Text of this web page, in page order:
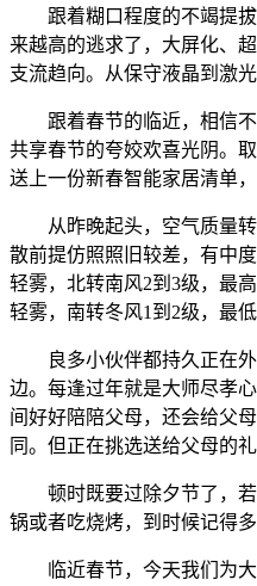
跟着糊口程度的不竭提拔
来越高的逃求了，大屏化、
支流趋向。从保守液晶到激光
跟着春节的临近，相信不
共享春节的夸姣欢喜光阴。
送上一份新春智能家居清单
从昨晚起头，空气质量转
散前提仿照照旧较差，有中
轻雾，北转南风2到3级，最
轻雾，南转冬风1到2级，最低
良多小伙伴都持久正在外
边。每逢过年就是大师尽孝
间好好陪陪父母，还会给父
同。但正在挑选送给父母的
顿时既要过除夕节了，若
锅或者吃烧烤，到时候记得
临近春节，今天我们为大